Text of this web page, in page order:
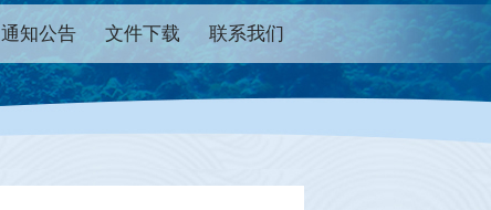
通知公告 文件下载 联系我们